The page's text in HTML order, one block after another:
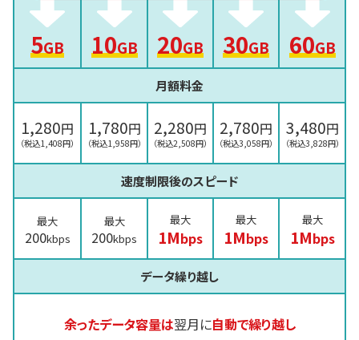
5GB 10GB 20GB 30GB 60GB
月額料金
1,280円
（税込1,408円）
1,780円
（税込1,958円）
2,280円
（税込2,508円）
2,780円
（税込3,058円）
3,480円
（税込3,828円）
速度制限後のスピード
最大
200kbps
最大
200kbps
最大
1Mbps
最大
1Mbps
最大
1Mbps
データ繰り越し
余ったデータ容量は翌月に自動で繰り越し